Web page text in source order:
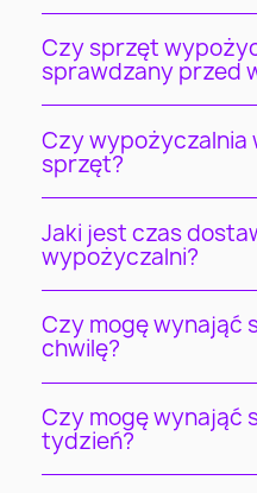
Czy sprzęt
sprawdzany przed
Czy wypożyczalnia
sprzęt?
Jaki jest czas
wypożyczalni?
Czy mogę wynająć
chwilę?
Czy mogę wynająć
tydzień?